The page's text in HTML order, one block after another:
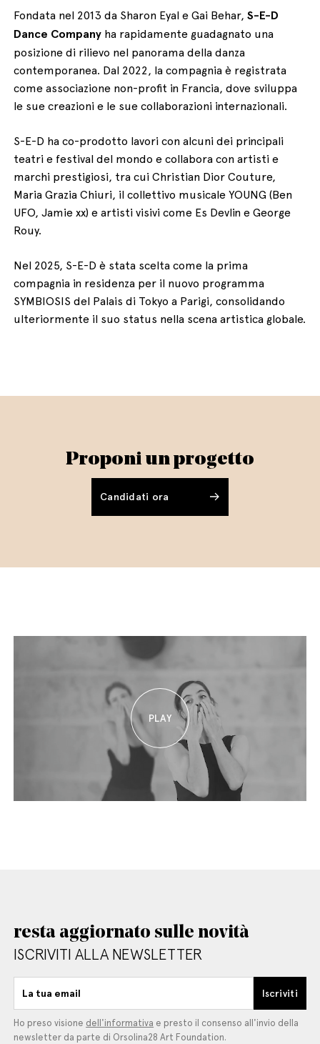
Fondata nel 2013 da Sharon Eyal e Gai Behar,S-E-D
Dance Company ha rapidamente guadagnato una
posizione di rilievo nel panorama della danza
contemporanea. Dal 2022, la compagnia è registrata
come associazione non-profit in Francia, dove sviluppa
le sue creazioni e le sue collaborazioni internazionali.
S-E-D ha co-prodotto lavori con alcuni dei principali
teatri e festival del mondo e collabora con artisti e
marchi prestigiosi, tra cui Christian Dior Couture,
Maria Grazia Chiuri, il collettivo musicale YOUNG (Ben
UFO, Jamie xx) e artisti visivi come Es Devlin e George
Rouy.
Nel 2025, S-E-D è stata scelta come la prima
compagnia in residenza per il nuovo programma
SYMBIOSIS del Palais di Tokyo a Parigi, consolidando
ulteriormente il suo status nella scena artistica globale.
Proponi un progetto
Candidati ora
resta aggiornato sulle novità
ISCRIVITI ALLA NEWSLETTER
La tua email Iscriviti
Ho preso visione dell'informativa e presto il consenso all'invio della
newsletter da parte di Orsolina28 Art Foundation.